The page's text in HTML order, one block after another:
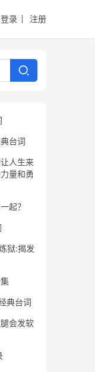
登录 注册
台词
人生来
量和勇
起？
狱:揭发
典台词
会发软